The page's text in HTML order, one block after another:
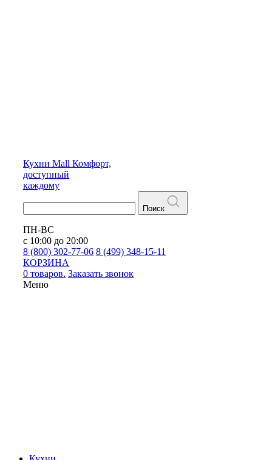
Кухни Mall Комфорт,
доступный
каждому
Поиск
ПН-ВС
с 10:00 до 20:00
8 (800) 302-77-06 8 (499) 348-15-11
КОРЗИНА
0 товаров. Заказать звонок
Меню